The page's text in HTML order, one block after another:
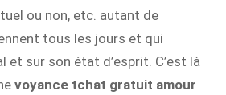
ou non, etc. autant de
tous les jours et qui
et sur son état d’esprit. C’est là
voyance tchat gratuit amour